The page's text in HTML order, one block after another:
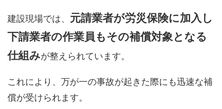
建設現場では、 元請業者が労災保険に加入し
下請業者の作業員もその補償対象となる
仕組みが整えられています。
これにより、万が一の事故が起きた際にも迅速な補
償が受けられます。